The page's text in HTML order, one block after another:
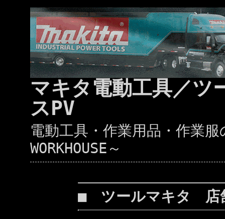
マキタ電動工具／
スPV
電動工具・作業用品・作
WORKHOUSE～
■ ツールマキタ 店